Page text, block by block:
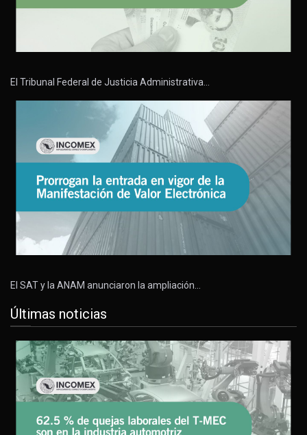
El Tribunal Federal de Justicia Administrativa…
El SAT y la ANAM anunciaron la ampliación…
Últimas noticias